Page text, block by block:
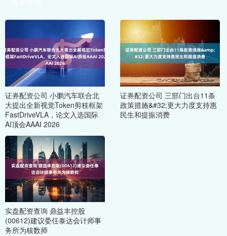
证券配资公司 小鹏汽车联合北
大提出全新视觉Token剪枝框架
FastDriveVLA，论文入选国际
AI顶会AAAI 2026
证券配资公司 三部门出台11条
政策措施&#32;更大力度支持惠
民生和提振消费
实盘配资查询 鼎益丰控股
(00612)建议委任泰达会计师事
务所为核数师